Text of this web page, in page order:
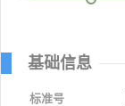
基础信息
标准号